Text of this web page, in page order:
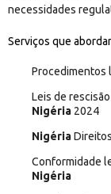
necessidades
Serviços que
Procedimentos
Leis de
Nigéria 2024
Nigéria
Conformidade
Nigéria